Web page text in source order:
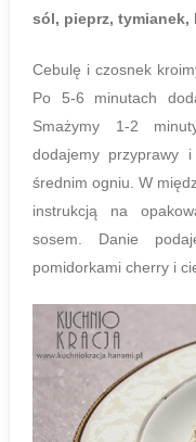
sól, pieprz, tymianek,
Cebulę i czosnek
Po 5-6 minutach
Smażymy 1-2
dodajemy przyprawy
średnim ogniu. W
instrukcją na
sosem. Danie
pomidorkami cherry i